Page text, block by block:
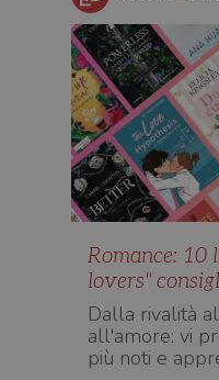
Romance: 10
lovers"
Dalla rivalità
all'amore: vi
più noti e